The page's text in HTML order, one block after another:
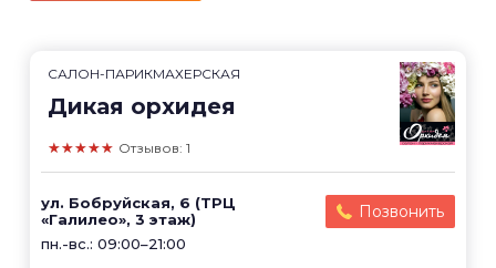
САЛОН-ПАРИКМАХЕРСКАЯ
Дикая орхидея
★★★★★ Отзывов: 1
ул. Бобруйская, 6 (ТРЦ
«Галилео», 3 этаж)
пн.-вс.: 09:00–21:00
Позвонить